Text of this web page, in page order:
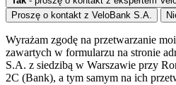
Proszę o kontakt z VeloBank S.A.
Wyrażam zgodę na przetwarzanie
zawartych w formularzu na stronie
S.A. z siedzibą w Warszawie przy
2C (Bank), a tym samym na ich